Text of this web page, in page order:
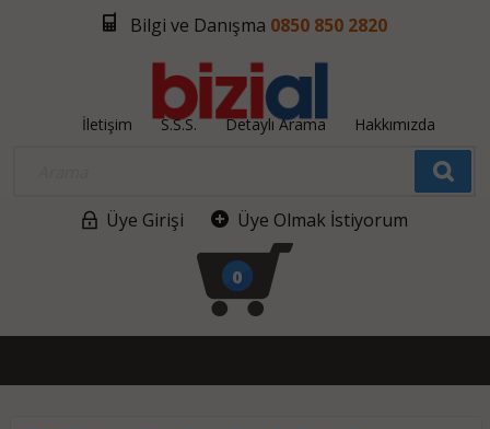
Bilgi ve Danışma 0850 850 2820
İletişim S.S.S. Detaylı Arama Hakkımızda
Üye Girişi Üye Olmak İstiyorum
0